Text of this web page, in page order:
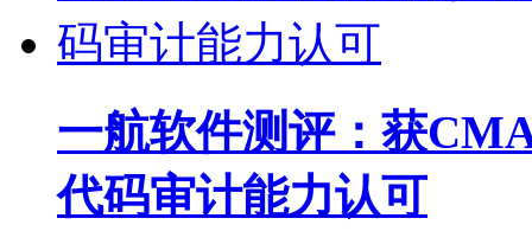
一航软件测评：获
代码审计能力认可